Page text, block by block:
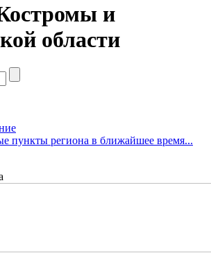
и
области
пункты региона в ближайшее время...